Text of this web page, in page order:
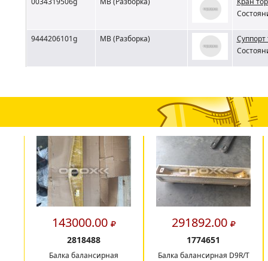
9444206101g MB (Разборка)
143000.00
2818488
Балка балансирная
291892.00
1774651
Балка балансирная D9R/T